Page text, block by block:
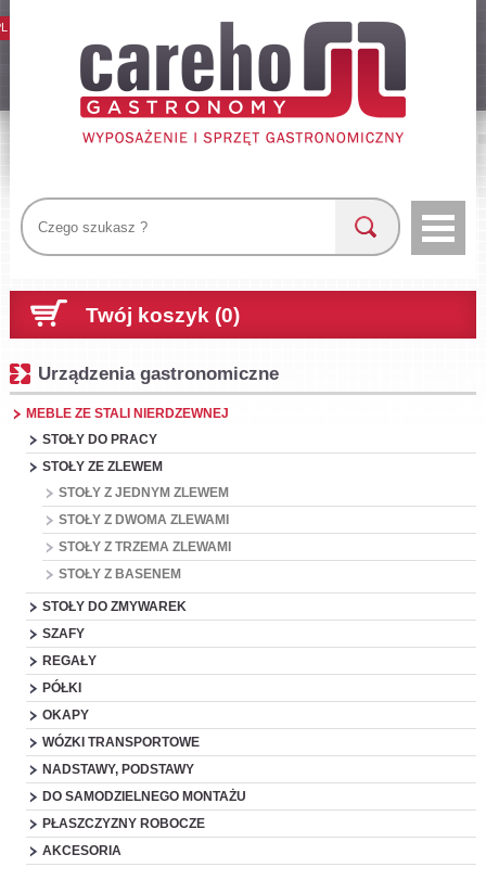
Twój koszyk (0)
Urządzenia gastronomiczne
MEBLE ZE STALI NIERDZEWNEJ
STOŁY DO PRACY
STOŁY ZE ZLEWEM
STOŁY Z JEDNYM ZLEWEM
STOŁY Z DWOMA ZLEWAMI
STOŁY Z TRZEMA ZLEWAMI
STOŁY Z BASENEM
STOŁY DO ZMYWAREK
SZAFY
REGAŁY
PÓŁKI
OKAPY
WÓZKI TRANSPORTOWE
NADSTAWY, PODSTAWY
DO SAMODZIELNEGO MONTAŻU
PŁASZCZYZNY ROBOCZE
AKCESORIA